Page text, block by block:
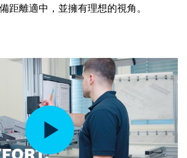
距離適中，並擁有理想的視角。